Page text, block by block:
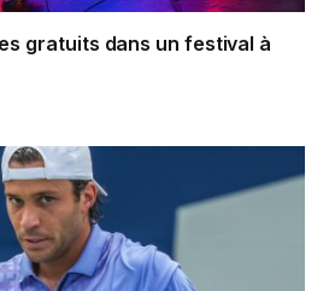
gratuits dans un festival à